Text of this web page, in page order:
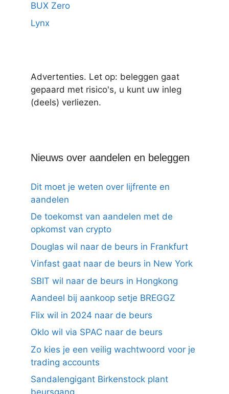
BUX Zero
Lynx
Advertenties. Let op: beleggen gaat
gepaard met risico's, u kunt uw inleg
(deels) verliezen.
Nieuws over aandelen en beleggen
Dit moet je weten over lijfrente en
aandelen
De toekomst van aandelen met de
opkomst van crypto
Douglas wil naar de beurs in Frankfurt
Vinfast gaat naar de beurs in New York
SBIT wil naar de beurs in Hongkong
Aandeel bij aankoop setje BREGGZ
Flix wil in 2024 naar de beurs
Oklo wil via SPAC naar de beurs
Zo kies je een veilig wachtwoord voor je
trading accounts
Sandalengigant Birkenstock plant